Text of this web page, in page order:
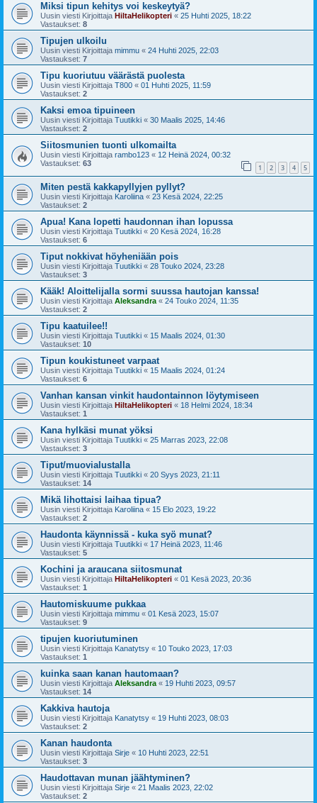
Miksi tipun kehitys voi keskeytyä?
Uusin viesti Kirjoittaja HiltaHelikopteri « 25 Huhti 2025, 18:22
Vastaukset: 8
Tipujen ulkoilu
Uusin viesti Kirjoittaja mimmu « 24 Huhti 2025, 22:03
Vastaukset: 7
Tipu kuoriutuu väärästä puolesta
Uusin viesti Kirjoittaja T800 « 01 Huhti 2025, 11:59
Vastaukset: 2
Kaksi emoa tipuineen
Uusin viesti Kirjoittaja Tuutikki « 30 Maalis 2025, 14:46
Vastaukset: 2
Siitosmunien tuonti ulkomailta
Uusin viesti Kirjoittaja rambo123 « 12 Heinä 2024, 00:32
Vastaukset: 63 1 2 3 4 5
Miten pestä kakkapyllyjen pyllyt?
Uusin viesti Kirjoittaja Karoliina « 23 Kesä 2024, 22:25
Vastaukset: 2
Apua! Kana lopetti haudonnan ihan lopussa
Uusin viesti Kirjoittaja Tuutikki « 20 Kesä 2024, 16:28
Vastaukset: 6
Tiput nokkivat höyheniään pois
Uusin viesti Kirjoittaja Tuutikki « 28 Touko 2024, 23:28
Vastaukset: 3
Kääk! Aloittelijalla sormi suussa hautojan kanssa!
Uusin viesti Kirjoittaja Aleksandra « 24 Touko 2024, 11:35
Vastaukset: 2
Tipu kaatuilee!!
Uusin viesti Kirjoittaja Tuutikki « 15 Maalis 2024, 01:30
Vastaukset: 10
Tipun koukistuneet varpaat
Uusin viesti Kirjoittaja Tuutikki « 15 Maalis 2024, 01:24
Vastaukset: 6
Vanhan kansan vinkit haudontainnon löytymiseen
Uusin viesti Kirjoittaja HiltaHelikopteri « 18 Helmi 2024, 18:34
Vastaukset: 1
Kana hylkäsi munat yöksi
Uusin viesti Kirjoittaja Tuutikki « 25 Marras 2023, 22:08
Vastaukset: 3
Tiput/muovialustalla
Uusin viesti Kirjoittaja Tuutikki « 20 Syys 2023, 21:11
Vastaukset: 14
Mikä lihottaisi laihaa tipua?
Uusin viesti Kirjoittaja Karoliina « 15 Elo 2023, 19:22
Vastaukset: 2
Haudonta käynnissä - kuka syö munat?
Uusin viesti Kirjoittaja Tuutikki « 17 Heinä 2023, 11:46
Vastaukset: 5
Kochini ja araucana siitosmunat
Uusin viesti Kirjoittaja HiltaHelikopteri « 01 Kesä 2023, 20:36
Vastaukset: 1
Hautomiskuume pukkaa
Uusin viesti Kirjoittaja mimmu « 01 Kesä 2023, 15:07
Vastaukset: 9
tipujen kuoriutuminen
Uusin viesti Kirjoittaja Kanatytsy « 10 Touko 2023, 17:03
Vastaukset: 1
kuinka saan kanan hautomaan?
Uusin viesti Kirjoittaja Aleksandra « 19 Huhti 2023, 09:57
Vastaukset: 14
Kakkiva hautoja
Uusin viesti Kirjoittaja Kanatytsy « 19 Huhti 2023, 08:03
Vastaukset: 2
Kanan haudonta
Uusin viesti Kirjoittaja Sirje « 10 Huhti 2023, 22:51
Vastaukset: 3
Haudottavan munan jäähtyminen?
Uusin viesti Kirjoittaja Sirje « 21 Maalis 2023, 22:02
Vastaukset: 2